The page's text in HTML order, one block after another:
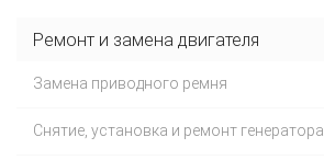
Ремонт и замена двигателя
Замена приводного ремня
Снятие, установка и ремонт генератора